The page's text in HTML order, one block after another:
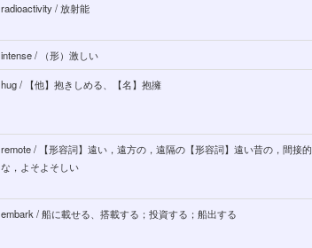
radioactivity / 放射能
intense / （形）激しい
hug / 【他】抱きしめる、【名】抱擁
remote / 【形容詞】遠い，遠方の，遠隔の【形容詞】遠い昔の，間接的
な，よそよそしい
embark / 船に載せる、搭載する；投資する；船出する